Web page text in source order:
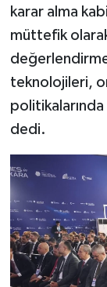
karar alma
müttefik
teknolojileri,
dedi.